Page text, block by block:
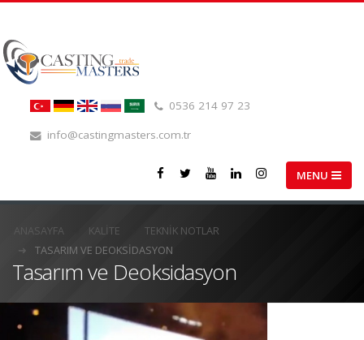
0536 214 97 23
info@castingmasters.com.tr
ANASAYFA KALITE
TEKNIK NOTLAR
TASARIM VE DEOKSIDASYON
Tasarım ve Deoksidasyon